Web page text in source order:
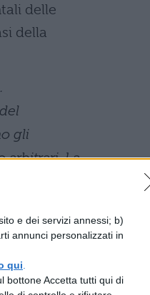
e dei servizi annessi; b)
annunci personalizzati in
qui
bottone Accetta tutti qui di
delle
della
gli
arbitrari. La
di
Leibnizdi
nel quale